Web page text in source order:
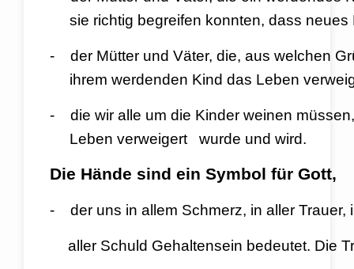
sie richtig begreifen konnten, dass neues
- der Mütter und Väter, die, aus
ihrem werdenden Kind das Leben
- die wir alle um die Kinder weinen
Leben verweigert wurde und wird.
Die Hände sind ein Symbol für Gott,
- der uns in allem Schmerz, in aller
aller Schuld Gehaltensein